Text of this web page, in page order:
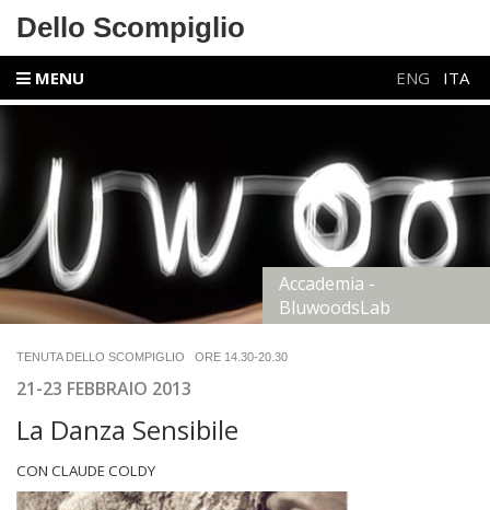
Dello Scompiglio
MENU ENG ITA
Accademia -
BluwoodsLab
TENUTA DELLO SCOMPIGLIO ORE 14.30-20.30
21-23 FEBBRAIO 2013
La Danza Sensibile
CON CLAUDE COLDY